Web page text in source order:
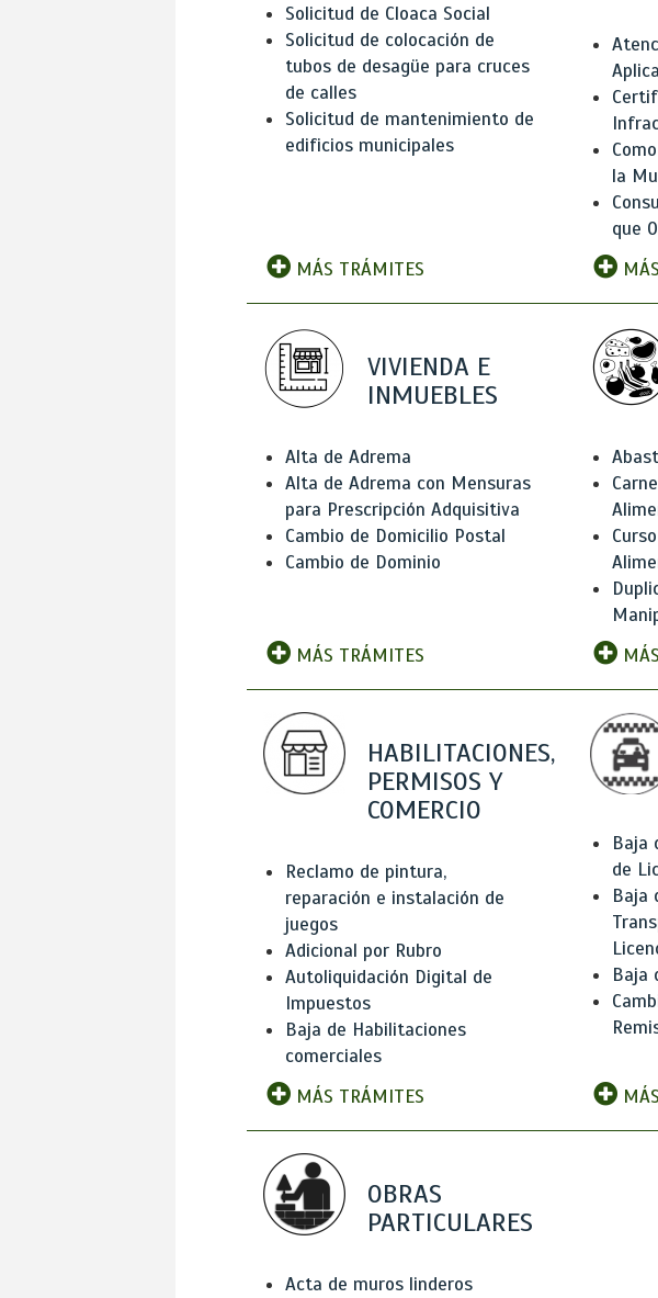
Solicitud de Cloaca Social
Solicitud de colocación de
tubos de desagüe para cruces
de calles
Solicitud de mantenimiento de
edificios municipales
MÁS TRÁMITES
la
que
VIVIENDA E
INMUEBLES
Alta de Adrema
Alta de Adrema con Mensuras
para Prescripción Adquisitiva
Cambio de Domicilio Postal
Cambio de Dominio
MÁS TRÁMITES
HABILITACIONES,
PERMISOS Y
COMERCIO
Reclamo de pintura,
reparación e instalación de
juegos
Adicional por Rubro
Autoliquidación Digital de
Impuestos
Baja de Habilitaciones
comerciales
MÁS TRÁMITES
Baja
de
Baja
Baja
OBRAS
PARTICULARES
Acta de muros linderos